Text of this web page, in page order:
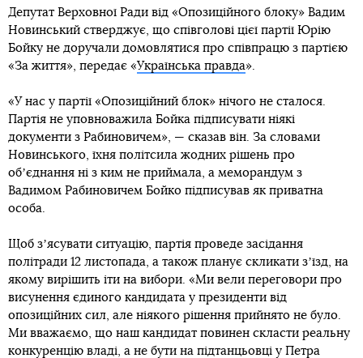
Депутат Верховної Ради від «Опозиційного блоку» Вадим
Новинський стверджує, що співголові цієї партії Юрію
Бойку не доручали домовлятися про співпрацю з партією
«За життя», передає «Українська правда».
«У нас у партії «Опозиційний блок» нічого не сталося.
Партія не уповноважила Бойка підписувати ніякі
документи з Рабиновичем», — сказав він. За словами
Новинського, їхня політсила жодних рішень про
обʼєднання ні з ким не приймала, а меморандум з
Вадимом Рабиновичем Бойко підписував як приватна
особа.
Щоб зʼясувати ситуацію, партія проведе засідання
політради 12 листопада, а також планує скликати зʼїзд, на
якому вирішить іти на вибори. «Ми вели переговори про
висунення єдиного кандидата у президенти від
опозиційних сил, але ніякого рішення прийнято не було.
Ми вважаємо, що наш кандидат повинен скласти реальну
конкуренцію владі, а не бути на підтанцьовці у Петра